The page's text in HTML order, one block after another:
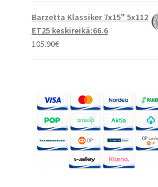
Barzetta Klassiker 7x15" 5x112
ET25 keskireikä:66.6
105.90€